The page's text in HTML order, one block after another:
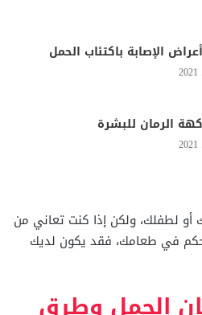
الإصابة باكتئاب الحمل
الرمان للبشرة
أو لطفلك، ولكن إذا كنت تعاني من
في طعامك، فقد يكون لديك